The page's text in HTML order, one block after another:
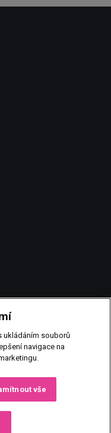
a fotografií je bez
zakázáno.
ukládáním souborů
navigace na
vše